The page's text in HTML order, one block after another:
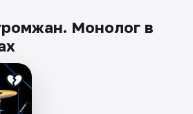
Монолог в